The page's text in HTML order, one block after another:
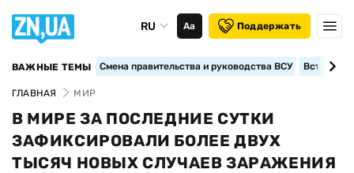
RU Аа Поддержать
ВАЖНЫЕ ТЕМЫ Смена правительства и руководства ВСУ
ГЛАВНАЯ МИР
В МИРЕ ЗА ПОСЛЕДНИЕ СУТКИ
ЗАФИКСИРОВАЛИ БОЛЕЕ ДВУХ
ТЫСЯЧ НОВЫХ СЛУЧАЕВ ЗАРАЖЕНИЯ